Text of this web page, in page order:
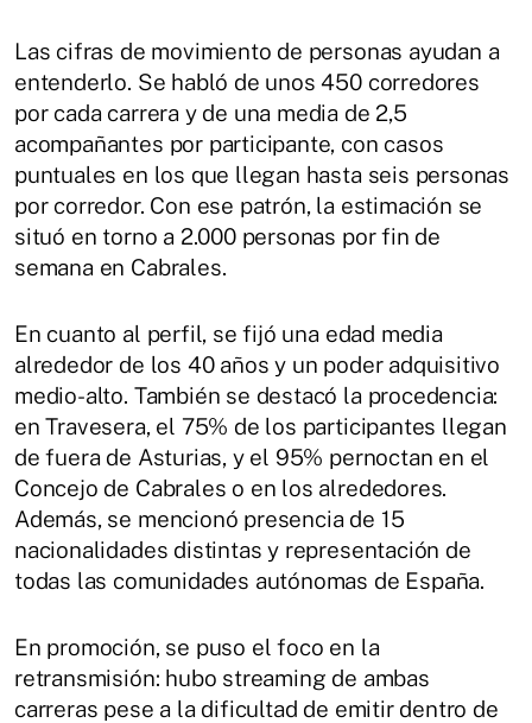
Las cifras de movimiento de personas ayudan a
entenderlo. Se habló de unos 450 corredores
por cada carrera y de una media de 2,5
acompañantes por participante, con casos
puntuales en los que llegan hasta seis personas
por corredor. Con ese patrón, la estimación se
situó en torno a 2.000 personas por fin de
semana en Cabrales.
En cuanto al perfil, se fijó una edad media
alrededor de los 40 años y un poder adquisitivo
medio-alto. También se destacó la procedencia:
en Travesera, el 75% de los participantes llegan
de fuera de Asturias, y el 95% pernoctan en el
Concejo de Cabrales o en los alrededores.
Además, se mencionó presencia de 15
nacionalidades distintas y representación de
todas las comunidades autónomas de España.
En promoción, se puso el foco en la
retransmisión: hubo streaming de ambas
carreras pese a la dificultad de emitir dentro de